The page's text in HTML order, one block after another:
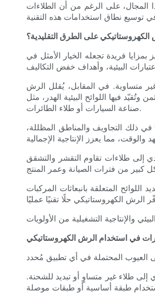
المجال، على الرغم من أن الطلاءات
على الطرق التقليدية؟
فريدة تجعله الخيار الأمثل في
متساوية. في المقابل، يُقلل الرش
فيها اللوائح البيئية الهدر، مثل
صناعة السيارات أو طلاء الطائرات.
ذلك التجاويف والمناطق المظللة،
إلى طلاءات تقاوم التقشر والتشقق
المتعلقة بانبعاثات المركبات
في استخدام الرش الكهروستاتيكي
طلاء غير متساوٍ أو تبديد للشحنة.